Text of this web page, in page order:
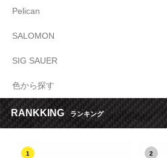
Pelican
SALOMON
SIG SAUER
色から探す
RANKKING ランキング
1 2